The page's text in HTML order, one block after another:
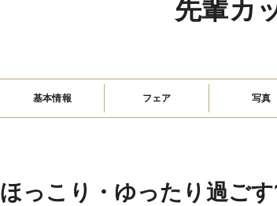
先輩カ
基本情報 フェア 写真
ほっこり・ゆったり過ごす